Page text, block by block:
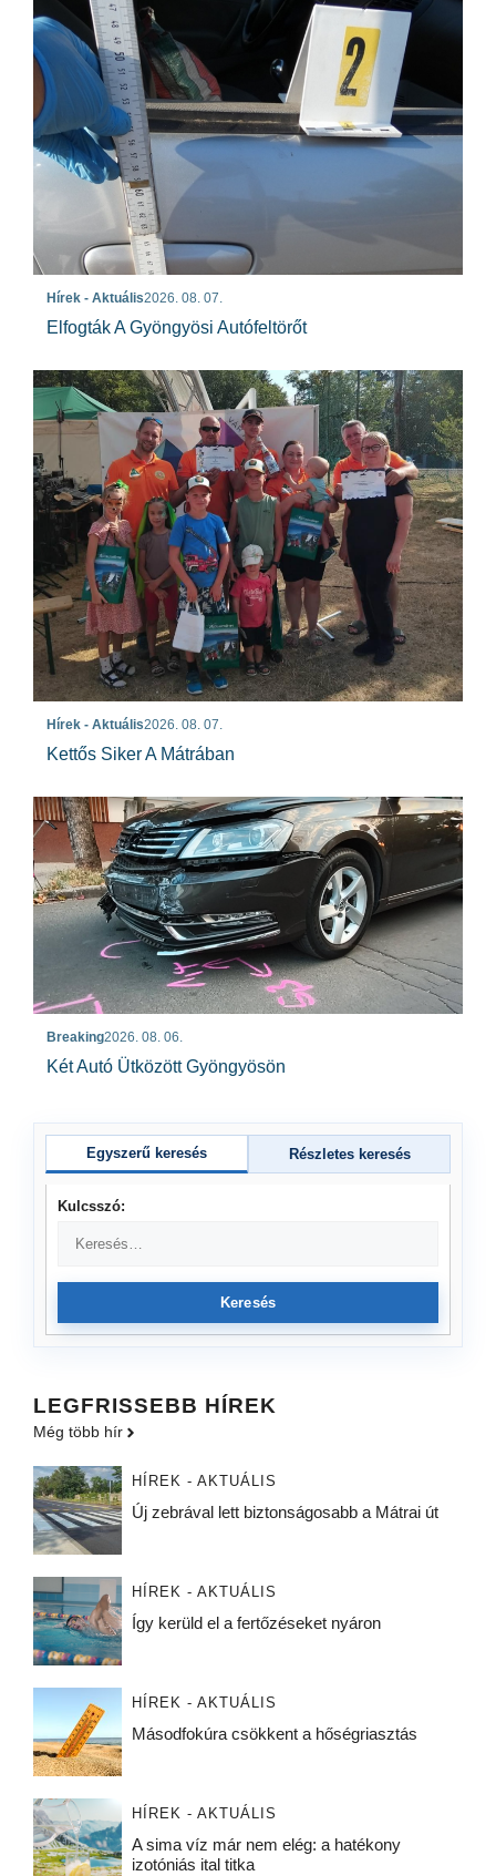
Hírek - Aktuális2026. 08. 07.
Elfogták A Gyöngyösi Autófeltörőt
Hírek - Aktuális2026. 08. 07.
Kettős Siker A Mátrában
Breaking2026. 08. 06.
Két Autó Ütközött Gyöngyösön
Egyszerű keresés Részletes keresés
Kulcsszó:
Keresés
LEGFRISSEBB HÍREK
Még több hír
HÍREK - AKTUÁLIS
Új zebrával lett biztonságosabb a Mátrai út
HÍREK - AKTUÁLIS
Így kerüld el a fertőzéseket nyáron
HÍREK - AKTUÁLIS
Másodfokúra csökkent a hőségriasztás
HÍREK - AKTUÁLIS
A sima víz már nem elég: a hatékony
izotóniás ital titka